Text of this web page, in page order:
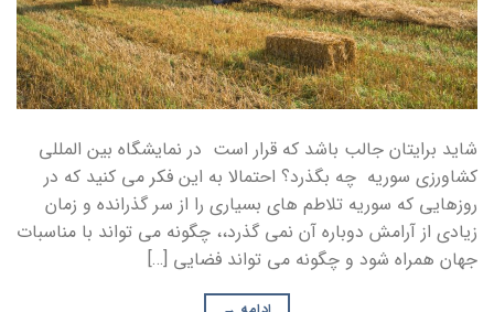
شاید برایتان جالب باشد که قرار است در نمایشگاه بین المللی
کشاورزی سوریه چه بگذرد؟ احتمالا به این فکر می کنید که در
روزهایی که سوریه تلاطم های بسیاری را از سر گذرانده و زمان
زیادی از آرامش دوباره آن نمی گذرد،، چگونه می تواند با مناسبات
جهان همراه شود و چگونه می تواند فضایی […]